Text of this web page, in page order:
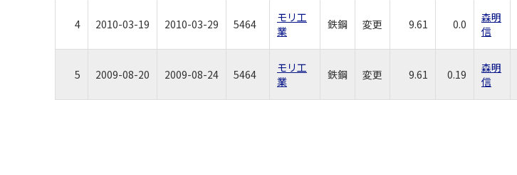
4 2010-03-19 2010-03-29 5464
モリ工
業
鉄鋼 変更 9.61 0.0
森明
信
5 2009-08-20 2009-08-24 5464
モリ工
業
鉄鋼 変更 9.61 0.19
森明
信